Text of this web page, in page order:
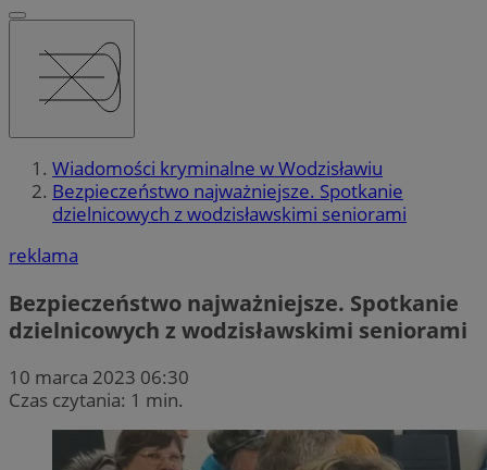
Wiadomości kryminalne w Wodzisławiu
Bezpieczeństwo najważniejsze. Spotkanie
dzielnicowych z wodzisławskimi seniorami
reklama
Bezpieczeństwo najważniejsze. Spotkanie
dzielnicowych z wodzisławskimi seniorami
10 marca 2023 06:30
Czas czytania: 1 min.